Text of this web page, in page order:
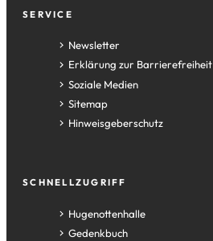
Fußzeile
SERVICE
Newsletter
Erklärung zur Barrierefreiheit
Soziale Medien
Sitemap
Hinweisgeberschutz
SCHNELLZUGRIFF
Hugenottenhalle
(Öffnet
in Gedenkbuch
(Öffnet